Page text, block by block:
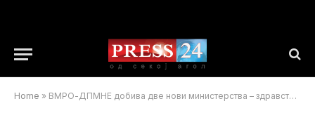
Home » ВМРО-ДПМНЕ добива две нови министерства – здравство и социјала